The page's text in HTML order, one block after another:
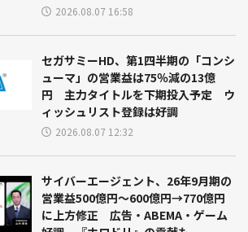
2026.08.07 16:58
セガサミーHD、第1四半期の「コンシ
ューマ」の営業益は75％減の13億
円 主力タイトルを下期投入予定 ウ
ィッシュリスト登録は好調
2026.08.07 12:32
サイバーエージェント、26年9月期の
営業益500億円～600億円→770億円
に上方修正 広告・ABEMA・ゲーム